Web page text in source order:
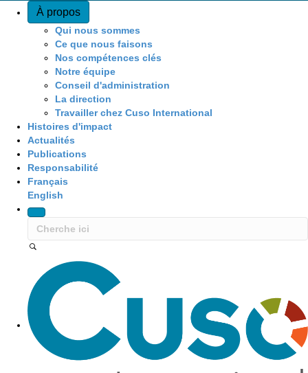
Quick Access
À propos
Qui nous sommes
Ce que nous faisons
Nos compétences clés
Notre équipe
Conseil d'administration
La direction
Travailler chez Cuso International
Histoires d'impact
Actualités
Publications
Responsabilité
Français
English
Site Navigation